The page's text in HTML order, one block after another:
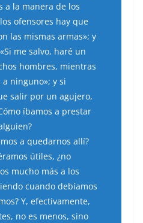
a la manera de los
ofensores hay que
las mismas armas»; y
me salvo, haré un
hombres, mientras
ninguno»; y si
salir por un agujero,
íbamos a prestar
a quedarnos allí?
útiles, ¿no
mucho más a los
cuando debíamos
Y, efectivamente,
no es menos, sino